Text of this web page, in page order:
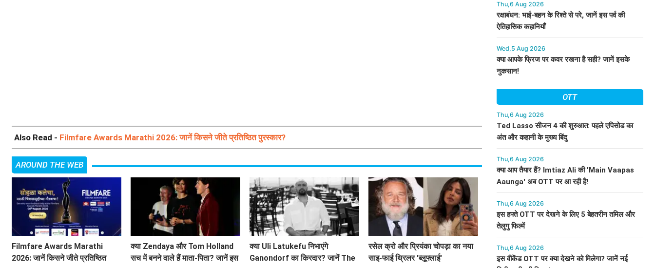
Also Read - Filmfare Awards Marathi 2026: जानें किसने जीते प्रतिष्ठित पुरस्कार?
AROUND THE WEB
Filmfare Awards Marathi
2026: जानें किसने जीते प्रतिष्ठित
क्या Zendaya और Tom Holland
सच में बनने वाले हैं माता-पिता? जानें इस
क्या Uli Latukefu निभाएंगे
Ganondorf का किरदार? जानें The
रसेल क्रो और प्रियंका चोपड़ा का नया
साइ-फाई थ्रिलर 'ब्लूफ्लाई'
Thu,6 Aug 2026
रक्षाबंधन: भाई-बहन के रिश्ते से परे, जानें इस पर्व की
ऐतिहासिक कहानियाँ
Wed,5 Aug 2026
क्या आपके फ्रिज पर कवर रखना है सही? जानें इसके
नुकसान!
OTT
Thu,6 Aug 2026
Ted Lasso सीजन 4 की शुरुआत: पहले एपिसोड का
अंत और कहानी के मुख्य बिंदु
Thu,6 Aug 2026
क्या आप तैयार हैं? Imtiaz Ali की 'Main Vaapas
Aaunga' अब OTT पर आ रही है!
Thu,6 Aug 2026
इस हफ्ते OTT पर देखने के लिए 5 बेहतरीन तमिल और
तेलुगु फिल्में
Thu,6 Aug 2026
इस वीकेंड OTT पर क्या देखने को मिलेगा? जानें नई